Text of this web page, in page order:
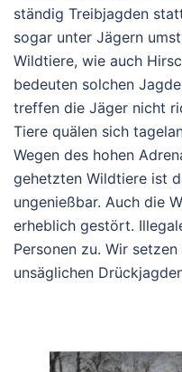
ständig Treibjagden
sogar unter Jägern
Wildtiere, wie auch
bedeuten solchen
treffen die Jäger nicht
Tiere quälen sich
Wegen des hohen
gehetzten Wildtiere ist
ungenießbar. Auch die
erheblich gestört.
Personen zu. Wir
unsäglichen